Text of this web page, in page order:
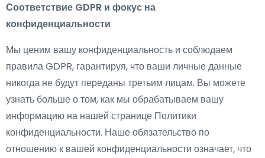
Соответствие GDPR и фокус на
конфиденциальности
Мы ценим вашу конфиденциальность и соблюдаем
правила GDPR, гарантируя, что ваши личные данные
никогда не будут переданы третьим лицам. Вы можете
узнать больше о том, как мы обрабатываем вашу
информацию на нашей странице Политики
конфиденциальности. Наше обязательство по
отношению к вашей конфиденциальности означает, что